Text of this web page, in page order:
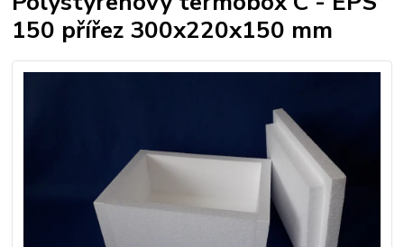
150 přířez 300x220x150 mm